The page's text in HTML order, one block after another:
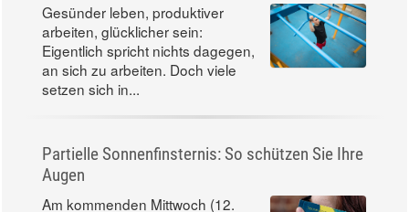
Gesünder leben, produktiver
arbeiten, glücklicher sein:
Eigentlich spricht nichts dagegen,
an sich zu arbeiten. Doch viele
setzen sich in...
Partielle Sonnenfinsternis: So schützen Sie Ihre
Augen
Am kommenden Mittwoch (12.